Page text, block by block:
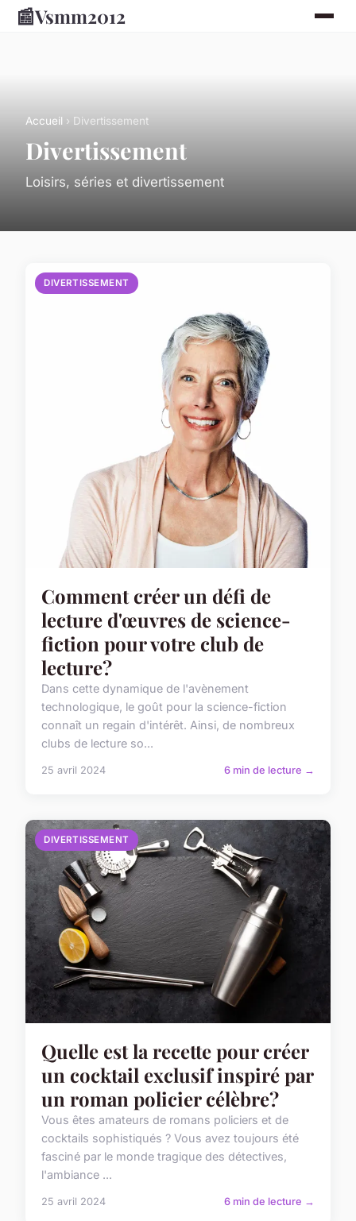
📰Vsmm2012
Accueil › Divertissement
Divertissement
Loisirs, séries et divertissement
DIVERTISSEMENT
Comment créer un défi de
lecture d'œuvres de science-
fiction pour votre club de
lecture?
Dans cette dynamique de l'avènement
technologique, le goût pour la science-fiction
connaît un regain d'intérêt. Ainsi, de nombreux
clubs de lecture so...
25 avril 2024 6 min de lecture →
DIVERTISSEMENT
Quelle est la recette pour créer
un cocktail exclusif inspiré par
un roman policier célèbre?
Vous êtes amateurs de romans policiers et de
cocktails sophistiqués ? Vous avez toujours été
fasciné par le monde tragique des détectives,
l'ambiance ...
25 avril 2024 6 min de lecture →